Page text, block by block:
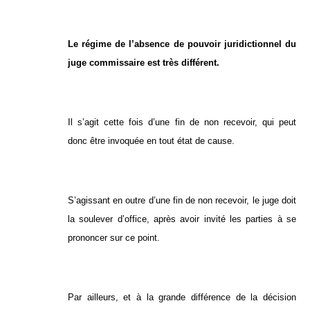
Le régime de l’absence de pouvoir juridictionnel du
juge commissaire est très différent.
Il s’agit cette fois d’une fin de non recevoir, qui peut
donc être invoquée en tout état de cause.
S’agissant en outre d’une fin de non recevoir, le juge doit
la soulever d’office, après avoir invité les parties à se
prononcer sur ce point.
Par ailleurs, et à la grande différence de la décision